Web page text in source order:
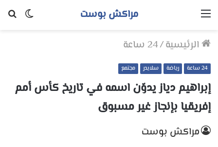
الوضع
مراكش بوست القائمة
الرئيسية/24 ساعة
24 ساعة رياضة سلايدر مجتمع
إبراهيم دياز يدوّن اسمه في تاريخ كأس أمم
إفريقيا بإنجاز غير مسبوق
مراكش بوست